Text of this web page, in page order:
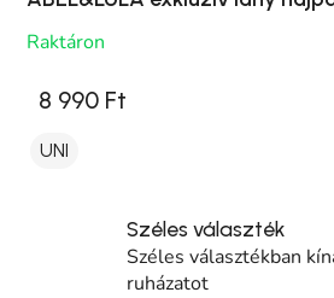
Raktáron
8 990 Ft
UNI
Széles választék
Széles választékban
ruházatot